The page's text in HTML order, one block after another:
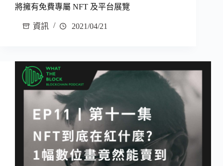
將擁有免費專屬 NFT 及平台展覽
資訊 2021/04/21